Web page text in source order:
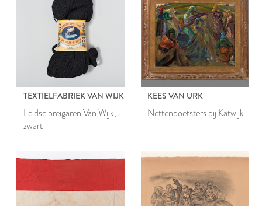
TEXTIELFABRIEK VAN WIJK
Leidse breigaren Van Wijk,
zwart
KEES VAN URK
Nettenboetsters bij Katwijk